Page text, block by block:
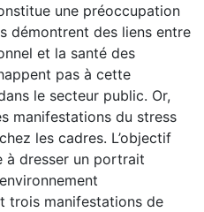
une préoccupation
démontrent des liens entre
et la santé des
pas à cette
le secteur public. Or,
manifestations du stress
les cadres. L’objectif
à dresser un portrait
trois manifestations de